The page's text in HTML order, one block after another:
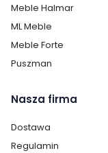
Materac w zestawie:
Zagłówek:
Wykonanie:
Meble Halmar
ML Meble
Meble Forte
Puszman
Nasza firma
Dostawa
Regulamin